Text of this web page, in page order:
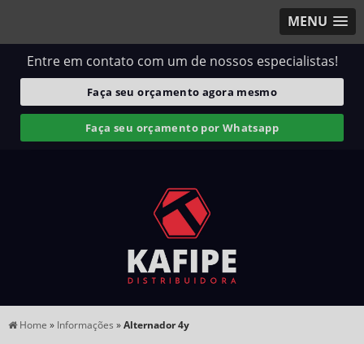
MENU
Entre em contato com um de nossos especialistas!
Faça seu orçamento agora mesmo
Faça seu orçamento por Whatsapp
Home » Informações »Alternador 4y